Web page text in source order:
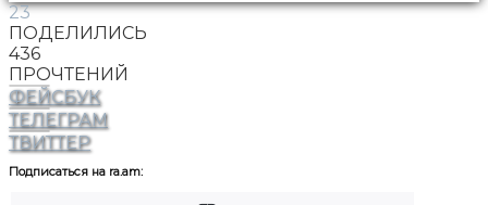
23
ПОДЕЛИЛИСЬ
436
ПРОЧТЕНИЙ
ФЕЙСБУК
ТЕЛЕГРАМ
ТВИТТЕР
Подписаться на ra.am: